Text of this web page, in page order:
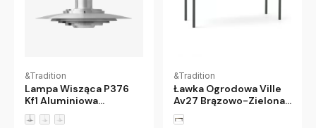
&Tradition
Lampa Wisząca P376
Kf1 Aluminiowa
Andtradition
&Tradition
Ławka Ogrodowa Ville
Av27 Brązowo-Zielona
Andtradition